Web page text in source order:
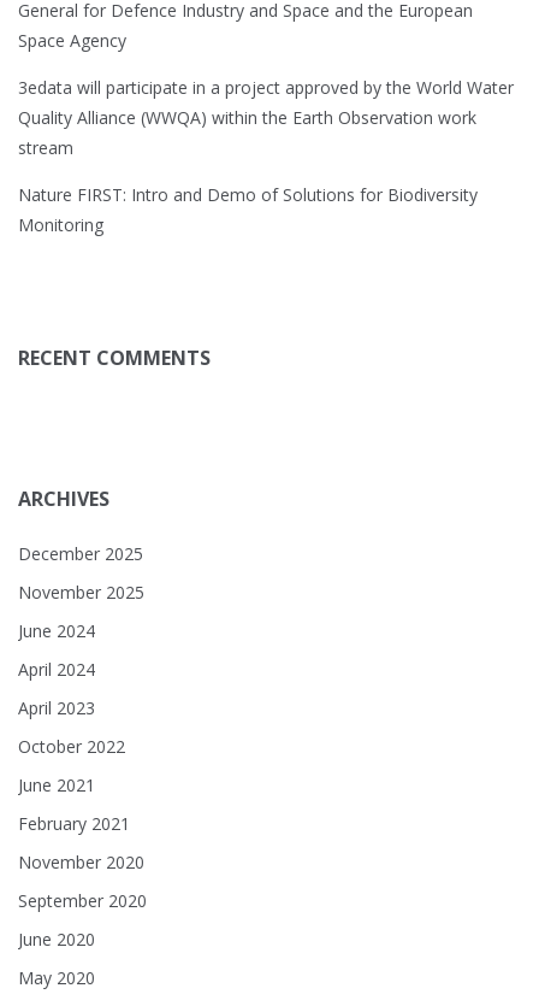
General for Defence Industry and Space and the European
Space Agency
3edata will participate in a project approved by the World Water
Quality Alliance (WWQA) within the Earth Observation work
stream
Nature FIRST: Intro and Demo of Solutions for Biodiversity
Monitoring
RECENT COMMENTS
ARCHIVES
December 2025
November 2025
June 2024
April 2024
April 2023
October 2022
June 2021
February 2021
November 2020
September 2020
June 2020
May 2020